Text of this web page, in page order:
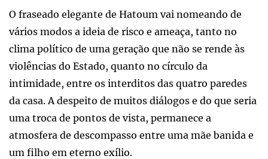
O fraseado elegante de Hatoum vai nomeando de
vários modos a ideia de risco e ameaça, tanto no
clima político de uma geração que não se rende às
violências do Estado, quanto no círculo da
intimidade, entre os interditos das quatro paredes
da casa. A despeito de muitos diálogos e do que seria
uma troca de pontos de vista, permanece a
atmosfera de descompasso entre uma mãe banida e
um filho em eterno exílio.